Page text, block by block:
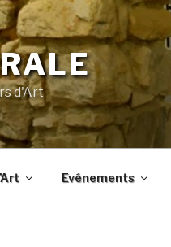
d'Art
Evénements